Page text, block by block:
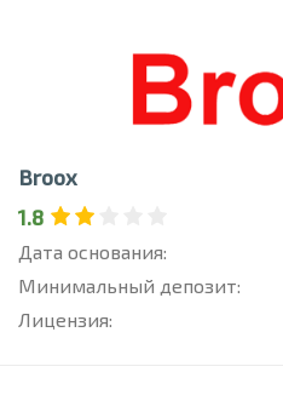
Broox
1.8
Дата основания:
Минимальный депозит:
Лицензия: